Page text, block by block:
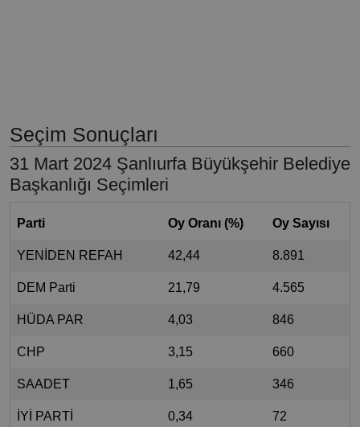
Seçim Sonuçları
31 Mart 2024 Şanlıurfa Büyükşehir Belediye
Başkanlığı Seçimleri
Parti Oy Oranı (%) Oy Sayısı
YENİDEN REFAH 42,44 8.891
DEM Parti 21,79 4.565
HÜDA PAR 4,03 846
CHP 3,15 660
SAADET 1,65 346
İYİ PARTİ 0,34 72